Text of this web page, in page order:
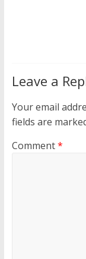
Leave a
Your email
fields are
Comment*